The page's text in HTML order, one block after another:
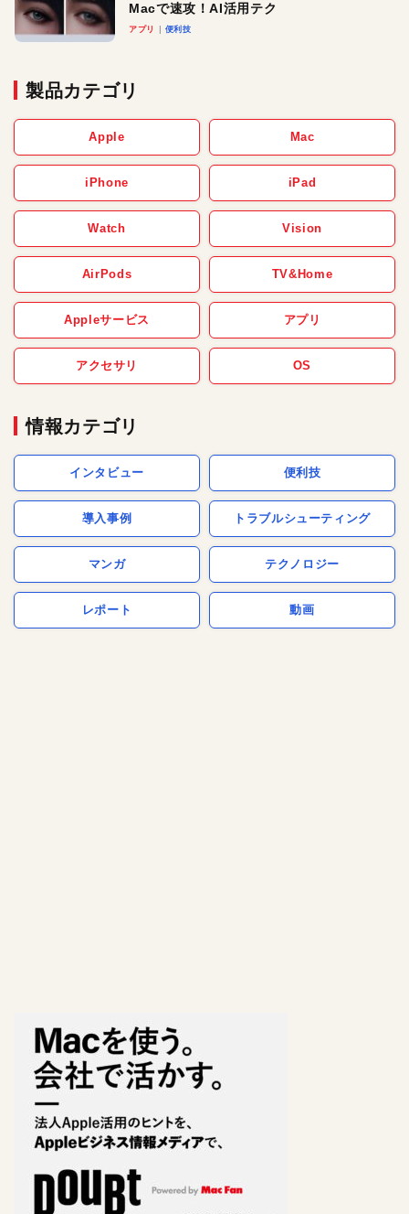
Macで速攻！AI活用テク
アプリ 便利技
製品カテゴリ
Apple Mac
iPhone iPad
Watch Vision
AirPods TV&Home
Appleサービス アプリ
アクセサリ OS
情報カテゴリ
インタビュー 便利技
導入事例 トラブルシューティング
マンガ テクノロジー
レポート 動画